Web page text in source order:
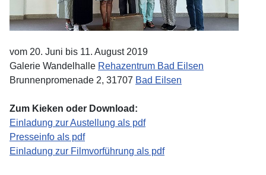
vom 20. Juni bis 11. August 2019
Galerie Wandelhalle Rehazentrum Bad Eilsen
Brunnenpromenade 2, 31707 Bad Eilsen
Zum Kieken oder Download:
Einladung zur Austellung als pdf
Presseinfo als pdf
Einladung zur Filmvorführung als pdf